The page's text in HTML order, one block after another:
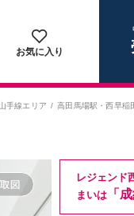
お気に入り
山手線エリア 高田馬場駅 ・西早稲
レジェンド
まいは「成